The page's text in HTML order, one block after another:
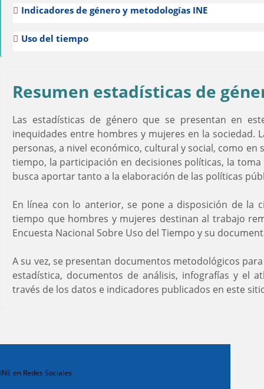
Indicadores de género y metodologías INE
Uso del tiempo
Resumen estadísticas de
Las estadísticas de género que se presentan en
inequidades entre hombres y mujeres en la sociedad.
personas, a nivel económico, cultural y social, como
tiempo, la participación en decisiones políticas, la
busca aportar tanto a la elaboración de las políticas
En línea con lo anterior, se pone a disposición de la
tiempo que hombres y mujeres destinan al trabajo
Encuesta Nacional Sobre Uso del Tiempo y su
A su vez, se presentan documentos metodológicos
estadística, documentos de análisis, infografías y el
través de los datos e indicadores publicados en este
INE en Redes Sociales